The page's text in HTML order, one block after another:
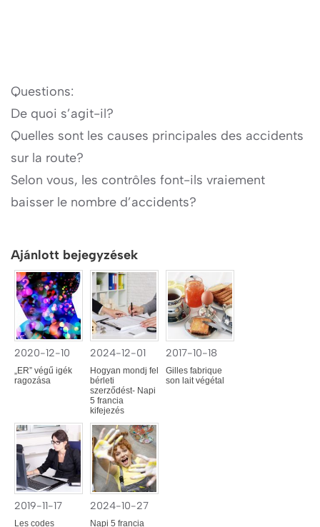
Questions:
De quoi s’agit-il?
Quelles sont les causes principales des accidents
sur la route?
Selon vous, les contrôles font-ils vraiement
baisser le nombre d’accidents?
Ajánlott bejegyzések
2020-12-10
„ER” végű igék
ragozása
2024-12-01
Hogyan mondj fel
bérleti
szerződést- Napi
5 francia
kifejezés
2017-10-18
Gilles fabrique
son lait végétal
2019-11-17
Les codes
2024-10-27
Napi 5 francia